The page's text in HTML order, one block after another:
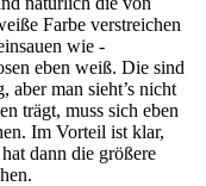
Farbe verstreichen
wie -
eben weiß. Die sind
aber man sieht’s nicht
trägt, muss sich eben
Im Vorteil ist klar,
dann die größere